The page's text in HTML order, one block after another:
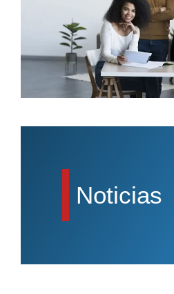
Noticias